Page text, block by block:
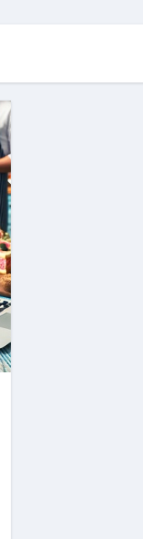
え方と実践方法を
なしで2ヶ月で
・記憶・名言・人
定は危険？情報収
｜最新観測データ
の関連性は？
」取り扱い開始＆
ン」がもらえる超
るのか？勘定科目
れが日本が残念
を妄想シナリオ検
ド】一覧※YouTube
実に取り組むべき